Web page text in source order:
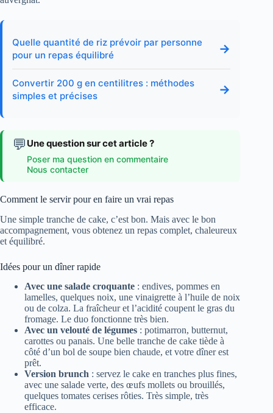
Quelle quantité de riz prévoir par personne
pour un repas équilibré
→
Convertir 200 g en centilitres : méthodes
simples et précises
→
💬 Une question sur cet article ?
Poser ma question en commentaire
Nous contacter
Comment le servir pour en faire un vrai repas
Une simple tranche de cake, c’est bon. Mais avec le bon
accompagnement, vous obtenez un repas complet, chaleureux
et équilibré.
Idées pour un dîner rapide
Avec une salade croquante : endives, pommes en
lamelles, quelques noix, une vinaigrette à l’huile de noix
ou de colza. La fraîcheur et l’acidité coupent le gras du
fromage. Le duo fonctionne très bien.
Avec un velouté de légumes : potimarron, butternut,
carottes ou panais. Une belle tranche de cake tiède à
côté d’un bol de soupe bien chaude, et votre dîner est
prêt.
Version brunch : servez le cake en tranches plus fines,
avec une salade verte, des œufs mollets ou brouillés,
quelques tomates cerises rôties. Très simple, très
efficace.